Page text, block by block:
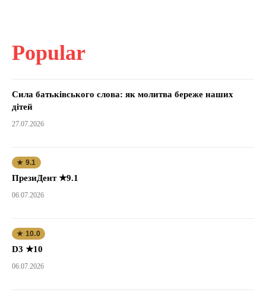
Popular
Сила батьківського слова: як молитва береже наших
дітей
27.07.2026
★ 9.1
ПрезиДент ★9.1
06.07.2026
★ 10.0
D3 ★10
06.07.2026